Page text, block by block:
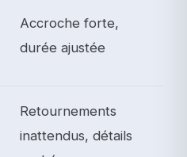
Accroche forte,
durée ajustée
Retournements
inattendus, détails